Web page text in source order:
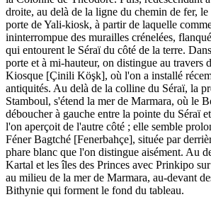
droite, au delà de la ligne du chemin de fer,
porte de Yali-kiosk, à partir de laquelle
ininterrompue des murailles crénelées,
qui entourent le Séraï du côté de la terre.
porte et à mi-hauteur, on distingue au travers
Kiosque [Çinili Köşk], où l'on a installé
antiquités. Au delà de la colline du Séraï, la
Stamboul, s'étend la mer de Marmara, où le
déboucher à gauche entre la pointe du Séraï
l'on aperçoit de l'autre côté ; elle semble
Féner Bagtché [Fenerbahçe], située par
phare blanc que l'on distingue aisément. Au
Kartal et les îles des Princes avec Prinkipo
au milieu de la mer de Marmara, au-devant
Bithynie qui forment le fond du tableau.